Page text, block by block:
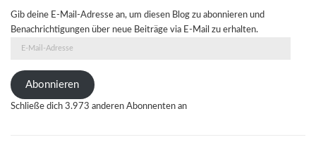
Gib deine E-Mail-Adresse an, um diesen Blog zu abonnieren und
Benachrichtigungen über neue Beiträge via E-Mail zu erhalten.
Adresse
Abonnieren
Schließe dich 3.973 anderen Abonnenten an